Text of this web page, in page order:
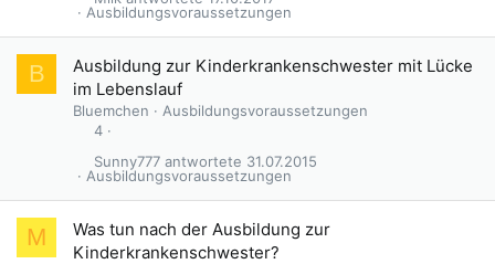
Ausbildungsvoraussetzungen
B
Ausbildung zur Kinderkrankenschwester mit Lücke
im Lebenslauf
Bluemchen
Ausbildungsvoraussetzungen
4
Ausbildungsvoraussetzungen
31.07.2015
Sunny777
M
Was tun nach der Ausbildung zur
Kinderkrankenschwester?